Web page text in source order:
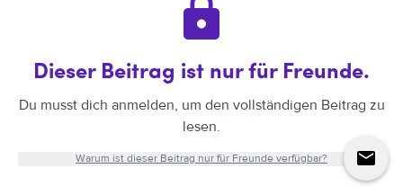
Dieser Beitrag ist nur für Freunde.
Du musst dich anmelden, um den vollständigen Beitrag zu
lesen.
Warum ist dieser Beitrag nur für Freunde verfügbar?
Reinald Udras ©2026 Alle Rechte vorbehalten.
Website erstellt
von Reinald Udras.